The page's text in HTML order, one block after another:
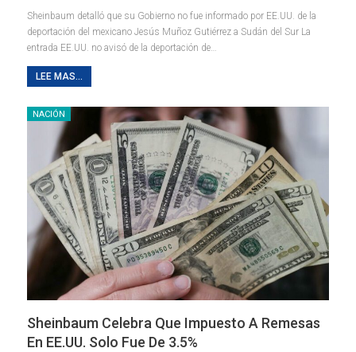
Sheinbaum detalló que su Gobierno no fue informado por EE.UU. de la
deportación del mexicano Jesús Muñoz Gutiérrez a Sudán del Sur La
entrada EE.UU. no avisó de la deportación de…
LEE MAS...
NACIÓN
Sheinbaum Celebra Que Impuesto A Remesas
En EE.UU. Solo Fue De 3.5%